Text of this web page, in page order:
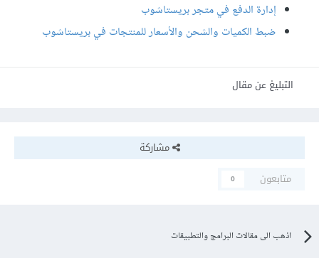
إدارة الدفع في متجر بريستاشوب
ضبط الكميات والشحن واﻷسعار للمنتجات في بريستاشوب
التبليغ عن مقال
مشاركة
متابعون
0
اذهب الى مقالات البرامج والتطبيقات